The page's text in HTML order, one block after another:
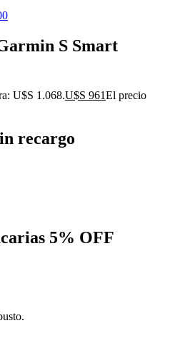
S Smart
U$S 1.068.U$S 961El precio
recargo
5% OFF